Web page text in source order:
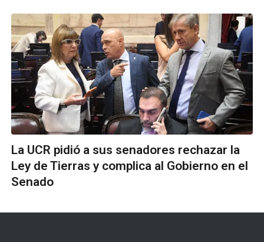
La UCR pidió a sus senadores rechazar la
Ley de Tierras y complica al Gobierno en el
Senado